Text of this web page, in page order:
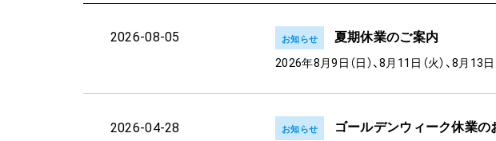
2026-08-05 お知らせ 夏期休業のご案内
2026年8月9日（日）、8月11日（火）、8月13日
2026-04-28 お知らせ ゴールデンウィーク休業の